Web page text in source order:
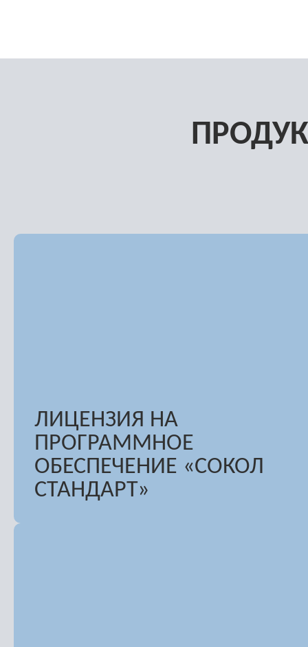
ЛИЦЕНЗИЯ НА
ПРОГРАММНОЕ
ОБЕСПЕЧЕНИЕ «СОКОЛ
СТАНДАРТ»